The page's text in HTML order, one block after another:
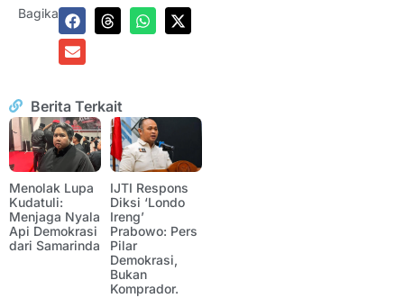
Bagikan:
Berita Terkait
Menolak Lupa
Kudatuli:
Menjaga Nyala
Api Demokrasi
dari Samarinda
IJTI Respons
Diksi ‘Londo
Ireng’
Prabowo: Pers
Pilar
Demokrasi,
Bukan
Komprador.